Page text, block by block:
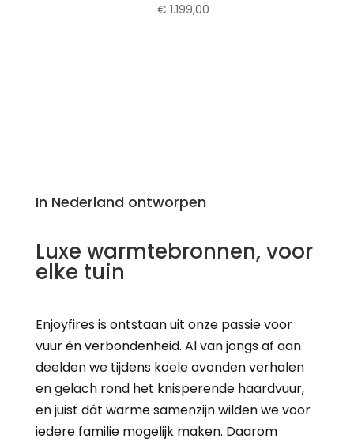
€ 1.199,00
In Nederland ontworpen
Luxe warmtebronnen, voor
elke tuin
Enjoyfires is ontstaan uit onze passie voor
vuur én verbondenheid. Al van jongs af aan
deelden we tijdens koele avonden verhalen
en gelach rond het knisperende haardvuur,
en juist dát warme samenzijn wilden we voor
iedere familie mogelijk maken. Daarom